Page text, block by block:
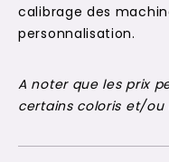
calibrage des
personnalisation.
A noter que les prix
certains coloris et/ou